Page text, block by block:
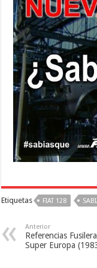
Etiquetas FIAT 128
Anterior
Referencias
Super Europa